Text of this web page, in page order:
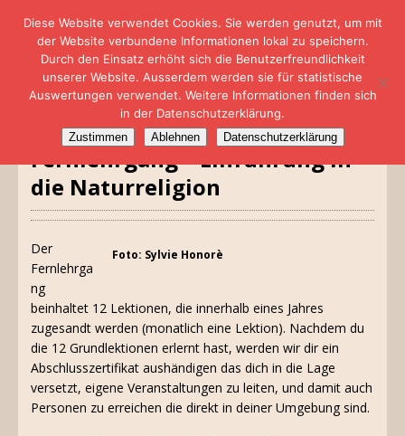
Fernlehrgang – Einführung in
die Naturreligion
Foto: Sylvie Honorè
Der
Fernlehrga
ng
beinhaltet 12 Lektionen, die innerhalb eines Jahres
zugesandt werden (monatlich eine Lektion). Nachdem du
die 12 Grundlektionen erlernt hast, werden wir dir ein
Abschlusszertifikat aushändigen das dich in die Lage
versetzt, eigene Veranstaltungen zu leiten, und damit auch
Personen zu erreichen die direkt in deiner Umgebung sind.
Diese Website verwendet Cookies. Sie werden genutzt, um mit
der Website verbundene Informationen lokal zu speichern.
Durch den Einsatz erhöht sich die Benutzerfreundlichkeit
unserer Website. Ausserdem werden sie für statistische
Auswertungen verwendet. Weitere Informationen finden sich
in der Datenschutzerklärung.
Zustimmen Ablehnen Datenschutzerklärung